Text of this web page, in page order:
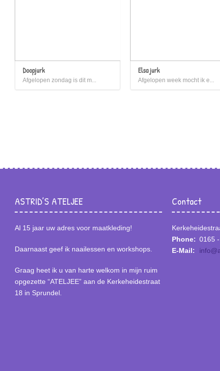
Doopjurk
Afgelopen zondag is dit m...
Elsa jurk
Afgelopen week mocht ik e...
ASTRID’S ATELJEE
Al 15 jaar uw adres voor maatkleding!
Daarnaast geef ik naailessen en workshops.
Graag heet ik u van harte welkom in mijn ruim
opgezette “ATELJEE” aan de Kerkeheidestraat
18 in Sprundel.
Contact
Phone: 0165
E-Mail: